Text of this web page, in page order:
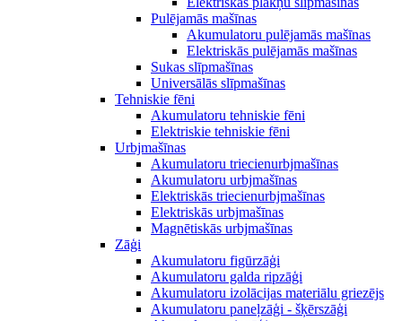
Pulējamās mašīnas
Akumulatoru pulējamās mašīnas
Elektriskās pulējamās mašīnas
Sukas slīpmašīnas
Universālās slīpmašīnas
Tehniskie fēni
Akumulatoru tehniskie fēni
Elektriskie tehniskie fēni
Urbjmašīnas
Akumulatoru triecienurbjmašīnas
Akumulatoru urbjmašīnas
Elektriskās triecienurbjmašīnas
Elektriskās urbjmašīnas
Magnētiskās urbjmašīnas
Zāģi
Akumulatoru figūrzāģi
Akumulatoru galda ripzāģi
Akumulatoru izolācijas materiālu griezējs
Akumulatoru paneļzāģi - šķērszāģi